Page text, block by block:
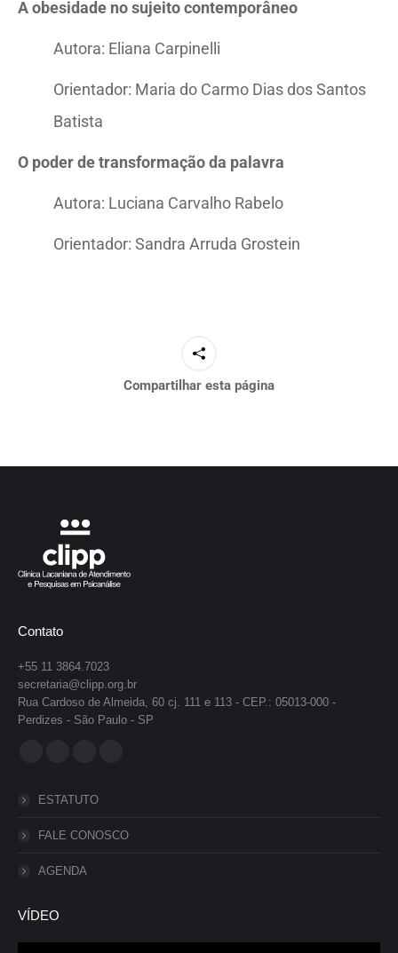
A obesidade no sujeito contemporâneo
Autora: Eliana Carpinelli
Orientador: Maria do Carmo Dias dos Santos
Batista
O poder de transformação da palavra
Autora: Luciana Carvalho Rabelo
Orientador: Sandra Arruda Grostein
Compartilhar esta página
Contato
+55 11 3864.7023
secretaria@clipp.org.br
Rua Cardoso de Almeida, 60 cj. 111 e 113 - CEP.: 05013-000 -
Perdizes - São Paulo - SP
opens
window
opens
in
window
opens
in
window
in
ESTATUTO
FALE CONOSCO
AGENDA
VÍDEO